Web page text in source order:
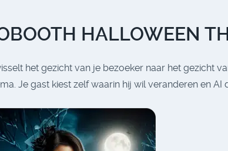
HALLOWEEN
het gezicht van je bezoeker naar het gezicht
Je gast kiest zelf waarin hij wil veranderen en